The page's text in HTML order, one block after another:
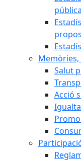
pública
Salut
Acció